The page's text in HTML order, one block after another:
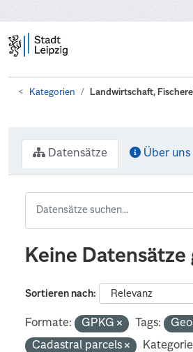
Kategorien Landwirtschaft,
Datensätze Über uns
Keine Datensätze
Sortieren nach
Formate: GPKG Tags:
Cadastral parcels